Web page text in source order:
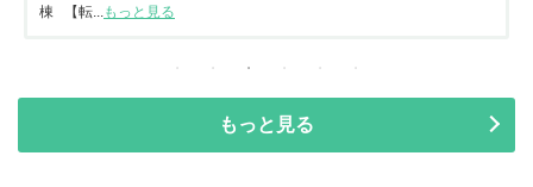
棟 【転...もっと見る
もっと見る